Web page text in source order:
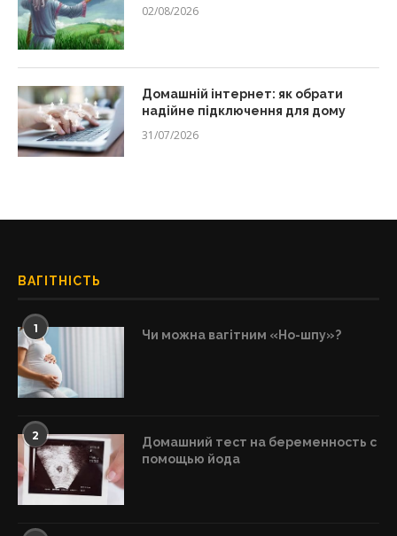
02/08/2026
Домашній інтернет: як обрати
надійне підключення для дому
31/07/2026
ВАГІТНІСТЬ
1 Чи можна вагітним «Но-шпу»?
2
Домашний тест на беременность с
помощью йода